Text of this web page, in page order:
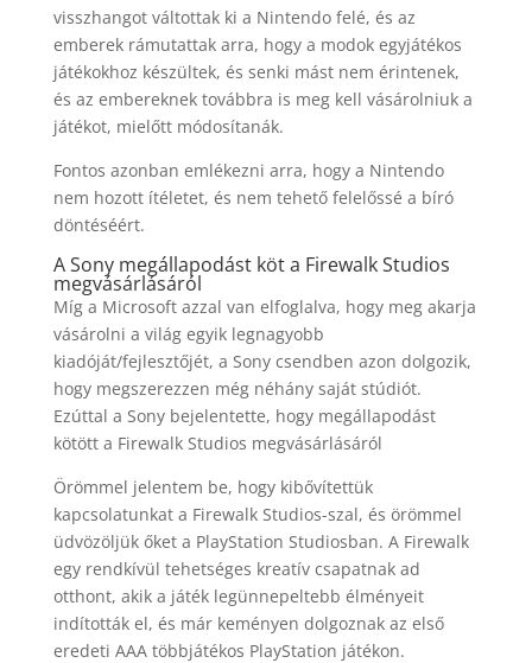
visszhangot váltottak ki a Nintendo felé, és az
emberek rámutattak arra, hogy a modok egyjátékos
játékokhoz készültek, és senki mást nem érintenek,
és az embereknek továbbra is meg kell vásárolniuk a
játékot, mielőtt módosítanák.
Fontos azonban emlékezni arra, hogy a Nintendo
nem hozott ítéletet, és nem tehető felelőssé a bíró
döntéséért.
A Sony megállapodást köt a Firewalk Studios
megvásárlásáról
Míg a Microsoft azzal van elfoglalva, hogy meg akarja
vásárolni a világ egyik legnagyobb
kiadóját/fejlesztőjét, a Sony csendben azon dolgozik,
hogy megszerezzen még néhány saját stúdiót.
Ezúttal a Sony bejelentette, hogy megállapodást
kötött a Firewalk Studios megvásárlásáról
Örömmel jelentem be, hogy kibővítettük
kapcsolatunkat a Firewalk Studios-szal, és örömmel
üdvözöljük őket a PlayStation Studiosban. A Firewalk
egy rendkívül tehetséges kreatív csapatnak ad
otthont, akik a játék legünnepeltebb élményeit
indították el, és már keményen dolgoznak az első
eredeti AAA többjátékos PlayStation játékon.